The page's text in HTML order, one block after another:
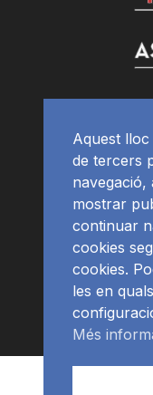
Aquest
de tercers
navegació,
mostrar
continuar
cookies
cookies.
les en
Més